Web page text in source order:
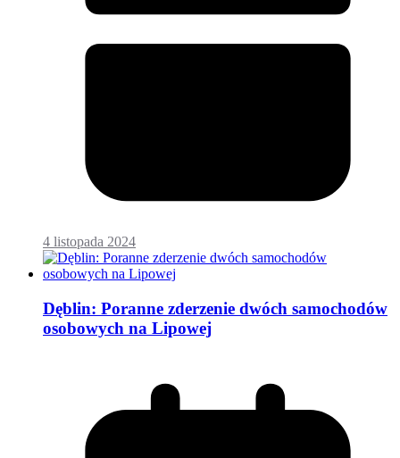
4 listopada 2024
Dęblin: Poranne zderzenie dwóch samochodów
osobowych na Lipowej